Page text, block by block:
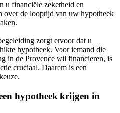
u financiële zekerheid en
over de looptijd van uw hypotheek
zorgt ervoor dat u
hypotheek. Voor iemand die
in de Provence wil financieren, is
cruciaal. Daarom is een
hypotheek krijgen in